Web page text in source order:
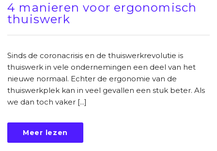
4 manieren voor ergonomisch
thuiswerk
Sinds de coronacrisis en de thuiswerkrevolutie is
thuiswerk in vele ondernemingen een deel van het
nieuwe normaal. Echter de ergonomie van de
thuiswerkplek kan in veel gevallen een stuk beter. Als
we dan toch vaker [...]
Meer lezen